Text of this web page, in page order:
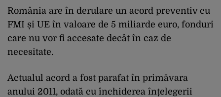
România are în derulare un acord preventiv cu
FMI și UE în valoare de 5 miliarde euro, fonduri
care nu vor fi accesate decât în caz de
necesitate.
Actualul acord a fost parafat în primăvara
anului 2011, odată cu închiderea înțelegerii